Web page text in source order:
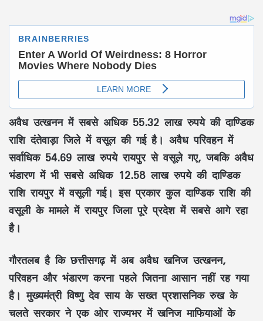
अवैध उत्खननमें सबसे अधिक 55.32 लाख रुपयेकीदाण्डिक
राशि दंतेवाड़ा जिलेमें वसूल की गई है। अवैध परिवहनमें
सर्वाधिक 54.69 लाख रुपये रायपुरसे वसूले गए, जबकिअवैध
भंडारणमें भी सबसे अधिक 12.58 लाख रुपयेकीदाण्डिक
राशि रायपुरमें वसूली गई। इस प्रकारकुल दाण्डिक राशि की
वसूलीके मामले मेंरायपुर जिलापूरे प्रदेश में सबसे आगे रहा
है।
गौरतलब है किछत्तीसगढ़में अब अवैध खनिज उत्खनन,
परिवहन और भंडारणकरना पहले जितना आसान नहीं रह गया
है। मुख्यमंत्रीविष्णु देव सायकेसख्त प्रशासनिक रुखके
चलते सरकार ने एक ओर राज्यभर मेंखनिज माफियाओं के